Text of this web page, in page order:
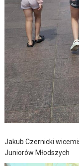
Jakub Czernicki
Juniorów Młodszych